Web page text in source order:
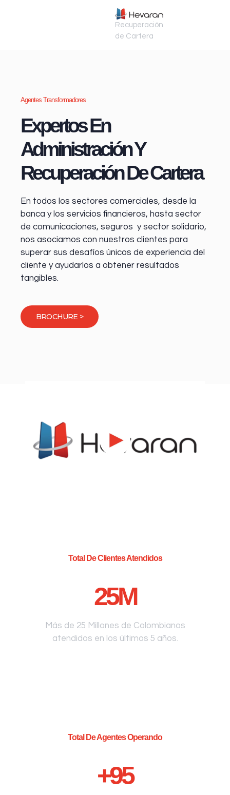
Recuperación
de Cartera
Agentes Transformadores
Expertos En
Administración Y
Recuperación De Cartera
En todos los sectores comerciales, desde la
banca y los servicios financieros, hasta sector
de comunicaciones, seguros y sector solidario,
nos asociamos con nuestros clientes para
superar sus desafíos únicos de experiencia del
cliente y ayudarlos a obtener resultados
tangibles.
BROCHURE >
Total De Clientes Atendidos
25M
Más de 25 Millones de Colombianos
atendidos en los últimos 5 años.
Total De Agentes Operando
+95